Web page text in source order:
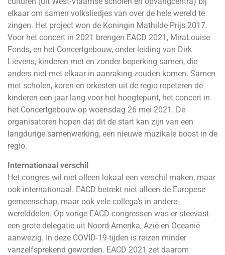
elkaar om samen volksliedjes van over de hele wereld te
zingen. Het project won de Koningin Mathilde Prijs 2017.
Voor het concert in 2021 brengen EACD 2021, MiraLouise
Fonds, en het Concertgebouw, onder leiding van Dirk
Lievens, kinderen met en zonder beperking samen, die
anders niet met elkaar in aanraking zouden komen. Samen
met scholen, koren en orkesten uit de regio repeteren de
kinderen een jaar lang voor het hoogtepunt, het concert in
het Concertgebouw op woensdag 26 mei 2021. De
organisatoren hopen dat dit de start kan zijn van een
langdurige samenwerking, een nieuwe muzikale boost in de
regio.
Internationaal verschil
Het congres wil niet alleen lokaal een verschil maken, maar
ook internationaal. EACD betrekt niet alleen de Europese
gemeenschap, maar ook vele collega’s in andere
werelddelen. Op vorige EACD-congressen was er steevast
een grote delegatie uit Noord-Amerika, Azië en Oceanië
aanwezig. In deze COVID-19-tijden is reizen minder
vanzelfsprekend geworden. EACD 2021 zet daarom